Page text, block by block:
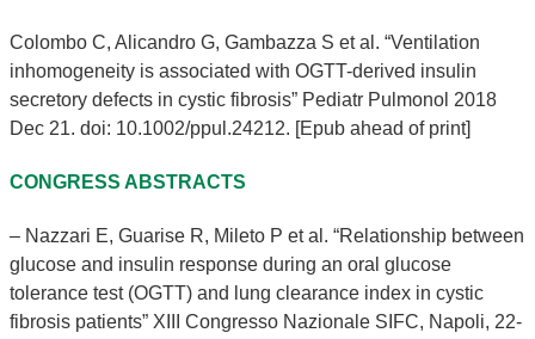
Colombo C, Alicandro G, Gambazza S et al. “Ventilation
inhomogeneity is associated with OGTT-derived insulin
secretory defects in cystic fibrosis” Pediatr Pulmonol 2018
Dec 21. doi: 10.1002/ppul.24212. [Epub ahead of print]
CONGRESS ABSTRACTS
– Nazzari E, Guarise R, Mileto P et al. “Relationship between
glucose and insulin response during an oral glucose
tolerance test (OGTT) and lung clearance index in cystic
fibrosis patients” XIII Congresso Nazionale SIFC, Napoli, 22-